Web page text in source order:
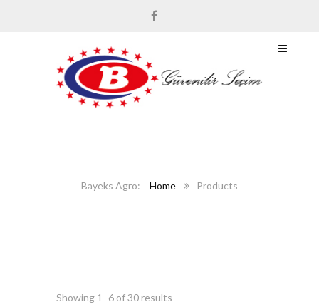
Home Products
Showing 1–6 of 30 results